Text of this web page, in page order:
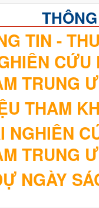
TIN -
TRUNG
THAM
NGHIÊN
TRUNG
NGÀY